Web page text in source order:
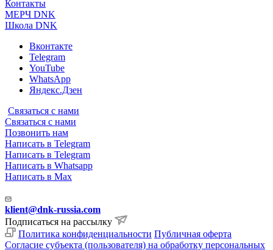
Контакты
МЕРЧ DNK
Школа DNK
Вконтакте
Telegram
YouTube
WhatsApp
Яндекс.Дзен
Связаться с нами
Связаться с нами
Позвонить нам
Написать в Telegram
Написать в Telegram
Написать в Whatsapp
Написать в Max
klient@dnk-russia.com
Подписаться на рассылку
Политика конфиденциальности Публичная оферта
Согласие субъекта (пользователя) на обработку персональных